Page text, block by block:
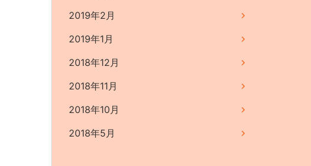
2019年2月
2019年1月
2018年12月
2018年11月
2018年10月
2018年5月